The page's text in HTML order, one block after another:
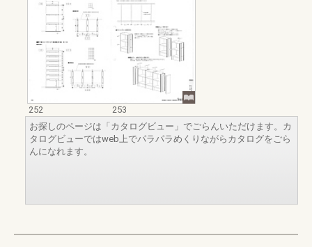
252
253
お探しのページは「カタログビュー」でごらんいただけます。カ
タログビューではweb上でパラパラめくりながらカタログをごら
んになれます。